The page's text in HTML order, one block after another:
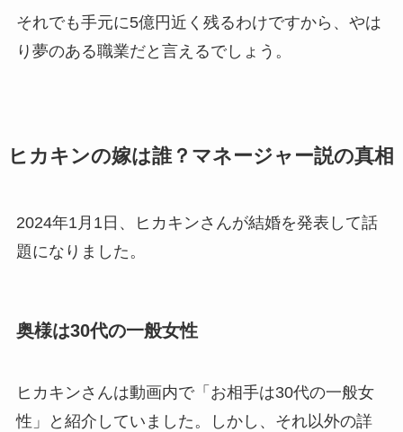
それでも手元に5億円近く残るわけですから、やは
り夢のある職業だと言えるでしょう。
ヒカキンの嫁は誰？マネージャー説の真相
2024年1月1日、ヒカキンさんが結婚を発表して話
題になりました。
奥様は30代の一般女性
ヒカキンさんは動画内で「お相手は30代の一般女
性」と紹介していました。しかし、それ以外の詳